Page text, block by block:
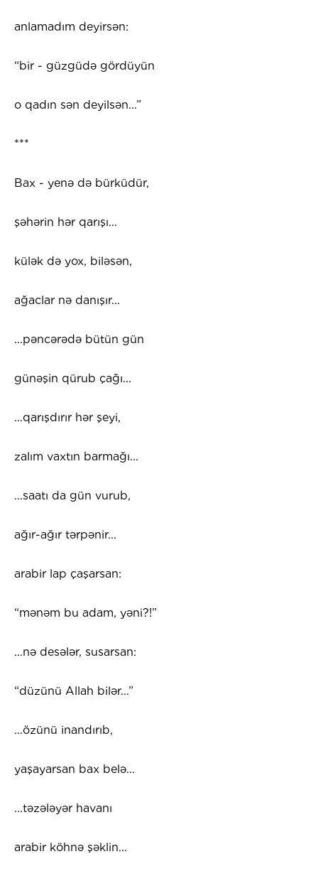
anlamadım deyirsən:
“bir - güzgüdə gördüyün
o qadın sən deyilsən...”
***
Bax - yenə də bürküdür,
şəhərin hər qarışı...
külək də yox, biləsən,
ağaclar nə danışır...
...pəncərədə bütün gün
günəşin qürub çağı...
...qarışdırır hər şeyi,
zalım vaxtın barmağı...
...saatı da gün vurub,
ağır-ağır tərpənir...
arabir lap çaşarsan:
“mənəm bu adam, yəni?!”
...nə desələr, susarsan:
“düzünü Allah bilər...”
...özünü inandırıb,
yaşayarsan bax belə...
...təzələyər havanı
arabir köhnə şəklin...